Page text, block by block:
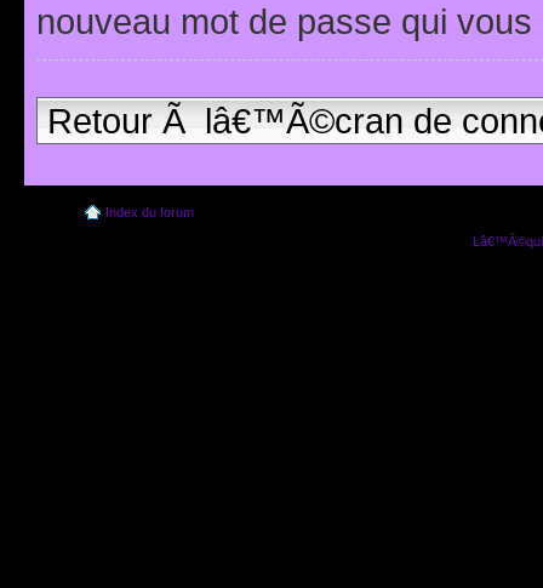
nouveau mot de passe qui
Retour Ã lâ€™Ã©cran de
Index du forum